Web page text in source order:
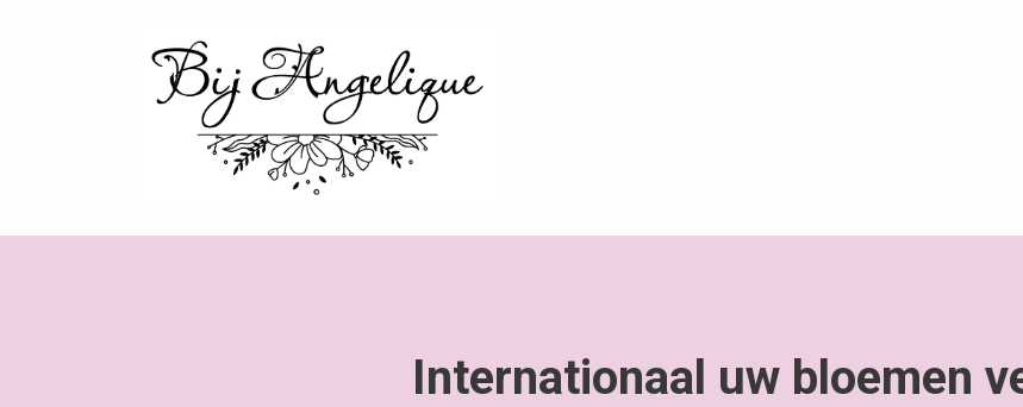
Internationaal uw bloemen